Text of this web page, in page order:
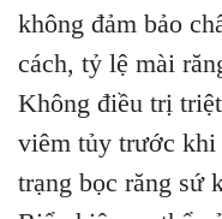
không đảm bảo
cách, tỷ lệ mài
Không điều trị
viêm tủy trước
trạng bọc răng sứ